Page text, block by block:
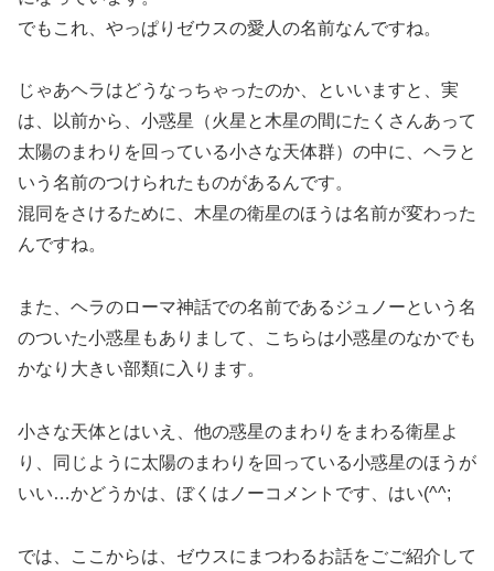
でもこれ、やっぱりゼウスの愛人の名前なんですね。
じゃあヘラはどうなっちゃったのか、といいますと、実
は、以前から、小惑星（火星と木星の間にたくさんあって
太陽のまわりを回っている小さな天体群）の中に、ヘラと
いう名前のつけられたものがあるんです。
混同をさけるために、木星の衛星のほうは名前が変わった
んですね。
また、ヘラのローマ神話での名前であるジュノーという名
のついた小惑星もありまして、こちらは小惑星のなかでも
かなり大きい部類に入ります。
小さな天体とはいえ、他の惑星のまわりをまわる衛星よ
り、同じように太陽のまわりを回っている小惑星のほうが
いい…かどうかは、ぼくはノーコメントです、はい(^^;
では、ここからは、ゼウスにまつわるお話をごご紹介して